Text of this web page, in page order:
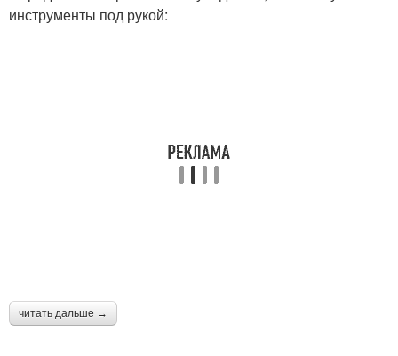
инструменты под рукой:
читать дальше →